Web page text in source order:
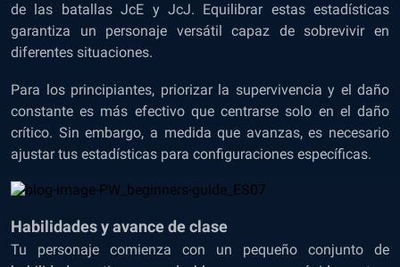
de las batallas JcE y JcJ. Equilibrar estas estadísticas
garantiza un personaje versátil capaz de sobrevivir en
diferentes situaciones.
Para los principiantes, priorizar la supervivencia y el daño
constante es más efectivo que centrarse solo en el daño
crítico. Sin embargo, a medida que avanzas, es necesario
ajustar tus estadísticas para configuraciones específicas.
Habilidades y avance de clase
Tu personaje comienza con un pequeño conjunto de